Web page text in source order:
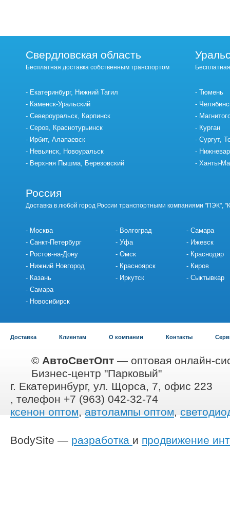
Свердловская область
Бесплатная доставка собственным транспортом
Екатеринбург, Нижний Тагил
Каменск-Уральский
Североуральск, Карпинск
Серов, Краснотурьинск
Ирбит, Алапаевск
Невьянск, Новоуральск
Верхняя Пышма, Березовский
Тюмень
Курган
Сургут,
Ханты-
Россия
Доставка в любой город России транспортными компаниями "ПЭК",
Москва
Санкт-Петербург
Ростов-на-Дону
Нижний Новгород
Казань
Самара
Новосибирск
Волгоград
Уфа
Омск
Красноярск
Иркутск
Самара
Ижевск
Краснодар
Киров
Сыктывкар
Доставка Клиентам О компании Контакты
© АвтоСветОпт — оптовая онлайн-
Бизнес-центр "Парковый"
г. Екатеринбург, ул. Щорса, 7, офис 223
, телефон +7 (963) 042-32-74
ксенон оптом, автолампы оптом,
BodySite — разработка и продвижение